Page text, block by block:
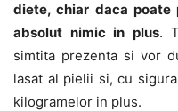
diete, chiar daca poate
absolut nimic in plus.
simtita prezenta si vor
lasat al pielii si, cu
kilogramelor in plus.